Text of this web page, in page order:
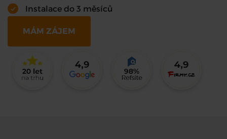
Instalace do 3 měsíců
MÁM ZÁJEM